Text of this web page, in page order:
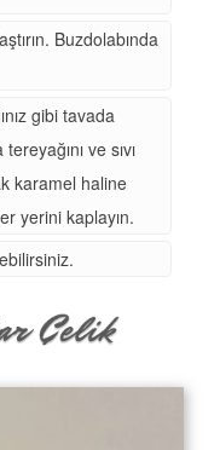
Buzdolabında
gibi tavada
ve sıvı
karamel haline
yerini kaplayın.